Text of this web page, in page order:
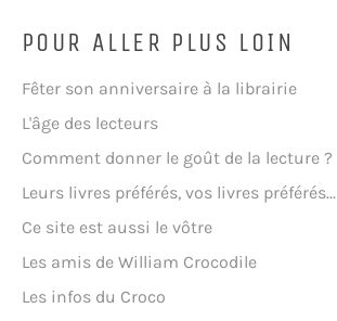
POUR ALLER PLUS LOIN
Fêter son anniversaire à la librairie
L'âge des lecteurs
Comment donner le goût de la lecture ?
Leurs livres préférés, vos livres préférés...
Ce site est aussi le vôtre
Les amis de William Crocodile
Les infos du Croco